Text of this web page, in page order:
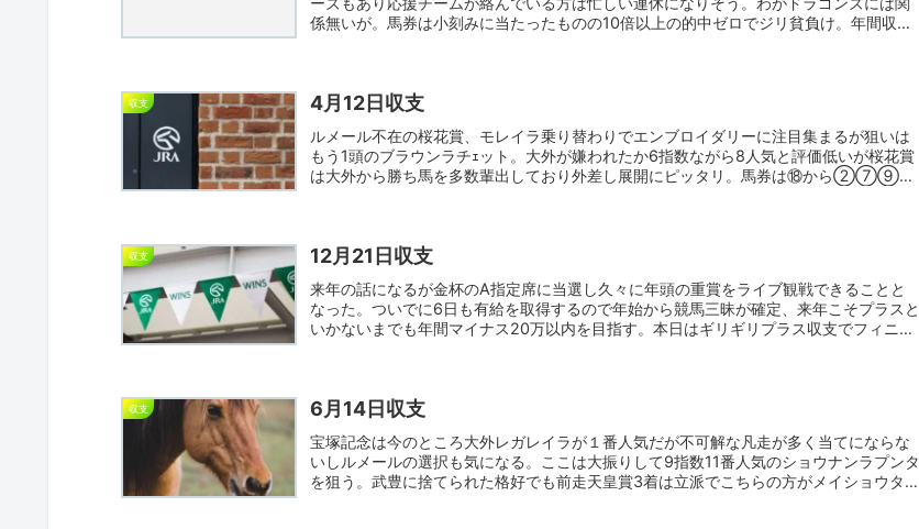
係無いが。馬券は小刻みに当たったものの10倍以上の的中ゼロでジリ貧負け。年間収支
収支 4月12日収支
ルメール不在の桜花賞、モレイラ乗り替わりでエンブロイダリーに注目集まるが狙いは
もう1頭のブラウンラチｪット。大外が嫌われたか6指数ながら8人気と評価低いが桜花賞
は大外から勝ち馬を多数輩出しており外差し展開にピッタリ。馬券は⑱から②⑦⑨へ
収支 12月21日収支
来年の話になるが金杯のA指定席に当選し久々に年頭の重賞をライブ観戦できることと
なった。ついでに6日も有給を取得するので年始から競馬三昧が確定、来年こそプラスと
いかないまでも年間マイナス20万以内を目指す。本日はギリギリプラス収支でフィニッ
収支 6月14日収支
宝塚記念は今のところ大外レガレイラが１番人気だが不可解な凡走が多く当てにならな
いしルメールの選択も気になる。ここは大振りして9指数11番人気のショウナンラプンタ
を狙う。武豊に捨てられた格好でも前走天皇賞3着は立派でこちらの方がメイショウタ